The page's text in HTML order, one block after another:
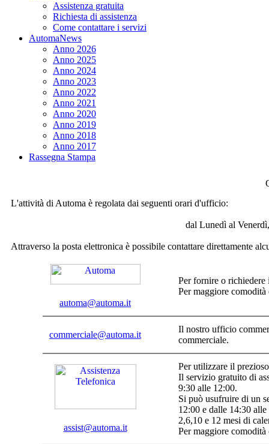
Assistenza gratuita
Richiesta di assistenza
Come contattare i servizi
AutomaNews
Anno 2026
Anno 2025
Anno 2024
Anno 2023
Anno 2022
Anno 2021
Anno 2020
Anno 2019
Anno 2018
Anno 2017
Rassegna Stampa
L'attività di Automa è regolata dai seguenti orari d'ufficio:
dal Lunedì al
Attraverso la posta elettronica è possibile contattare direttamente
automa@automa.it
Per fornire o
Per maggiore
commerciale@automa.it
Il nostro ufficio
commerciale.
assist@automa.it
Per utilizzare il
Il servizio gratuito di
9:30 alle 12:00.
Si può usufruire di un
12:00 e dalle 14:30
2,6,10 e 12 mesi di
Per maggiore